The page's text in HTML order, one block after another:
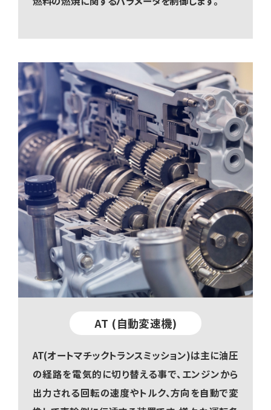
AT (自動変速機)
AT(オートマチックトランスミッション)は主に油圧
の経路を電気的に切り替える事で、エンジンから
出力される回転の速度やトルク、方向を自動で変